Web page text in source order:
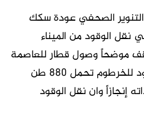
الصحفي عودة سكك
الوقود من الميناء
موضحاً وصول قطار للعاصمة
مكون من 22 عربة نقل وقود للخرطوم تحمل 880 طن
إنجازاً وان نقل الوقود